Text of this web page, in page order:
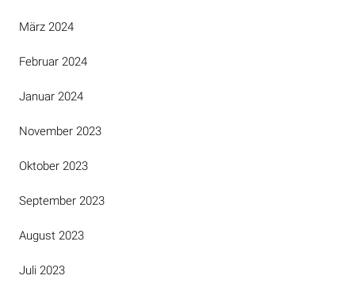
März 2024
Februar 2024
Januar 2024
November 2023
Oktober 2023
September 2023
August 2023
Juli 2023